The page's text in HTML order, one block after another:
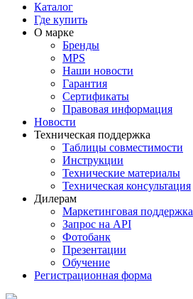
Каталог
Где купить
О марке
Бренды
MPS
Наши новости
Гарантия
Сертификаты
Правовая информация
Новости
Техническая поддержка
Таблицы совместимости
Инструкции
Технические материалы
Техническая консультация
Дилерам
Маркетинговая поддержка
Запрос на API
Фотобанк
Презентации
Обучение
Регистрационная форма